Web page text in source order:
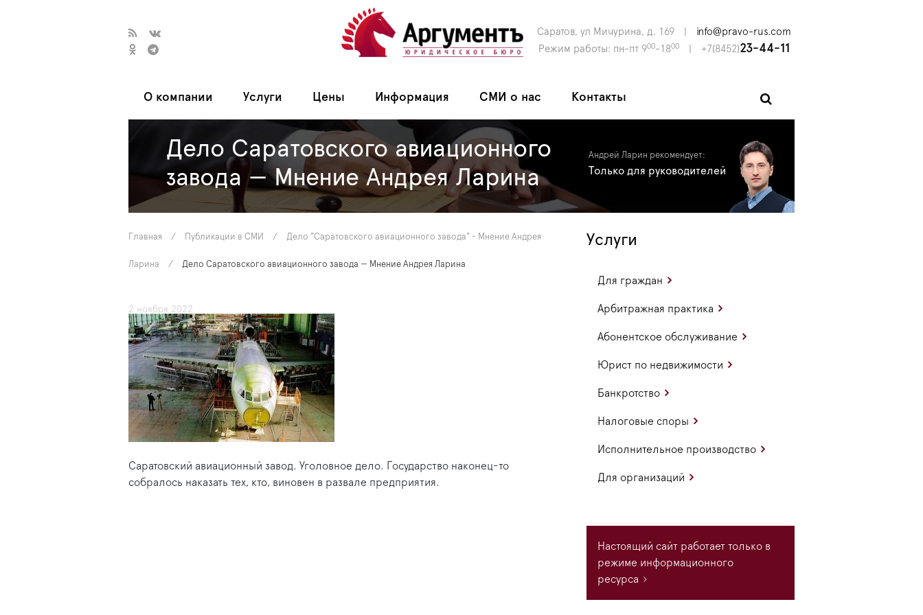
Саратов, ул Мичурина, д. 169
info@pravo-rus.com
Режим работы: пн-пт 900-1800 +7(8452)23-44-11
О компании Услуги Цены Информация СМИ о нас Контакты
Дело Саратовского авиационного
завода — Мнение Андрея Ларина
Андрей Ларин рекомендует:
Только для руководителей
Главная / Публикации в СМИ / Дело "Саратовского авиационного завода" - Мнение Андрея
Ларина / Дело Саратовского авиационного завода — Мнение Андрея Ларина
2 ноября 2022
Саратовский авиационный завод. Уголовное дело. Государство наконец-то
собралось наказать тех, кто, виновен в развале предприятия.
Услуги
Для граждан
Арбитражная практика
Абонентское обслуживание
Юрист по недвижимости
Банкротство
Налоговые споры
Исполнительное производство
Для организаций
Настоящий сайт работает только в
режиме информационного
ресурса